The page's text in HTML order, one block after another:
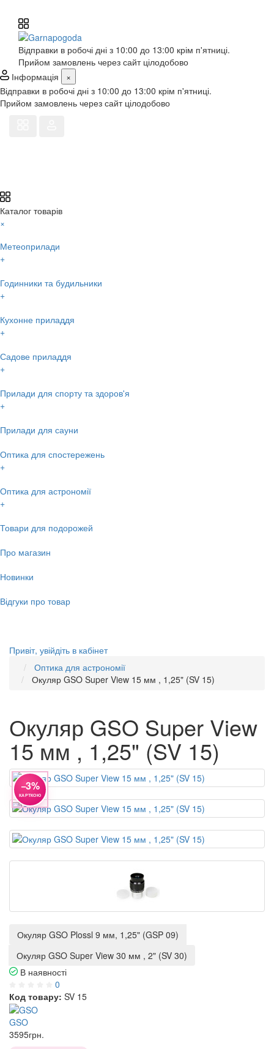
Відправки в робочі дні з 10:00 до 13:00 крім п'ятниці.
Прийом замовлень через сайт цілодобово
Інформація
×
Відправки в робочі дні з 10:00 до 13:00 крім п'ятниці.
Прийом замовлень через сайт цілодобово
Каталог товарів
×
Метеоприлади
+
Годинники та будильники
+
Кухонне приладдя
+
Садове приладдя
+
Прилади для спорту та здоров'я
+
Прилади для сауни
Оптика для спостережень
+
Оптика для астрономії
+
Товари для подорожей
Про магазин
Новинки
Відгуки про товар
Привіт, увійдіть в кабінет
Оптика для астрономії
Окуляр GSO Super View 15 мм , 1,25" (SV 15)
Окуляр GSO Super View
15 мм , 1,25" (SV 15)
−3%
КАРТКОЮ
Окуляр GSO Plossl 9 мм, 1,25" (GSP 09)
Окуляр GSO Super View 30 мм , 2" (SV 30)
В наявності
0
Код товару: SV 15
GSO
3595грн.